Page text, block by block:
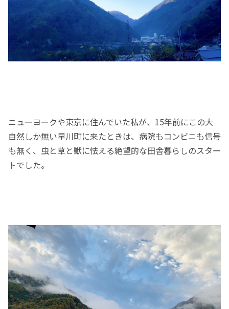
ニューヨークや東京に住んでいた私が、15年前にこの大
自然しか無い早川町に来たときは、病院もコンビニも信号
も無く、虫と草と獣に怯える絶望的な田舎暮らしのスター
トでした。